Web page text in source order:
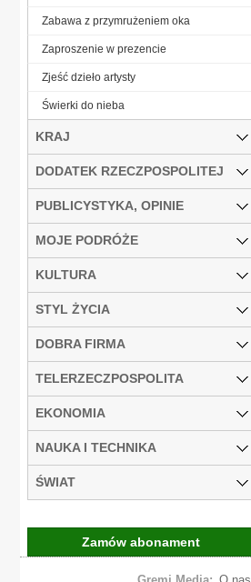
Zabawa z przymrużeniem oka
Zaproszenie w prezencie
Zjeść dzieło artysty
Świerki do nieba
KRAJ
DODATEK RZECZPOSPOLITEJ
PUBLICYSTYKA, OPINIE
MOJE PODRÓŻE
KULTURA
STYL ŻYCIA
DOBRA FIRMA
TELERZECZPOSPOLITA
EKONOMIA
NAUKA I TECHNIKA
ŚWIAT
Zamów abonament